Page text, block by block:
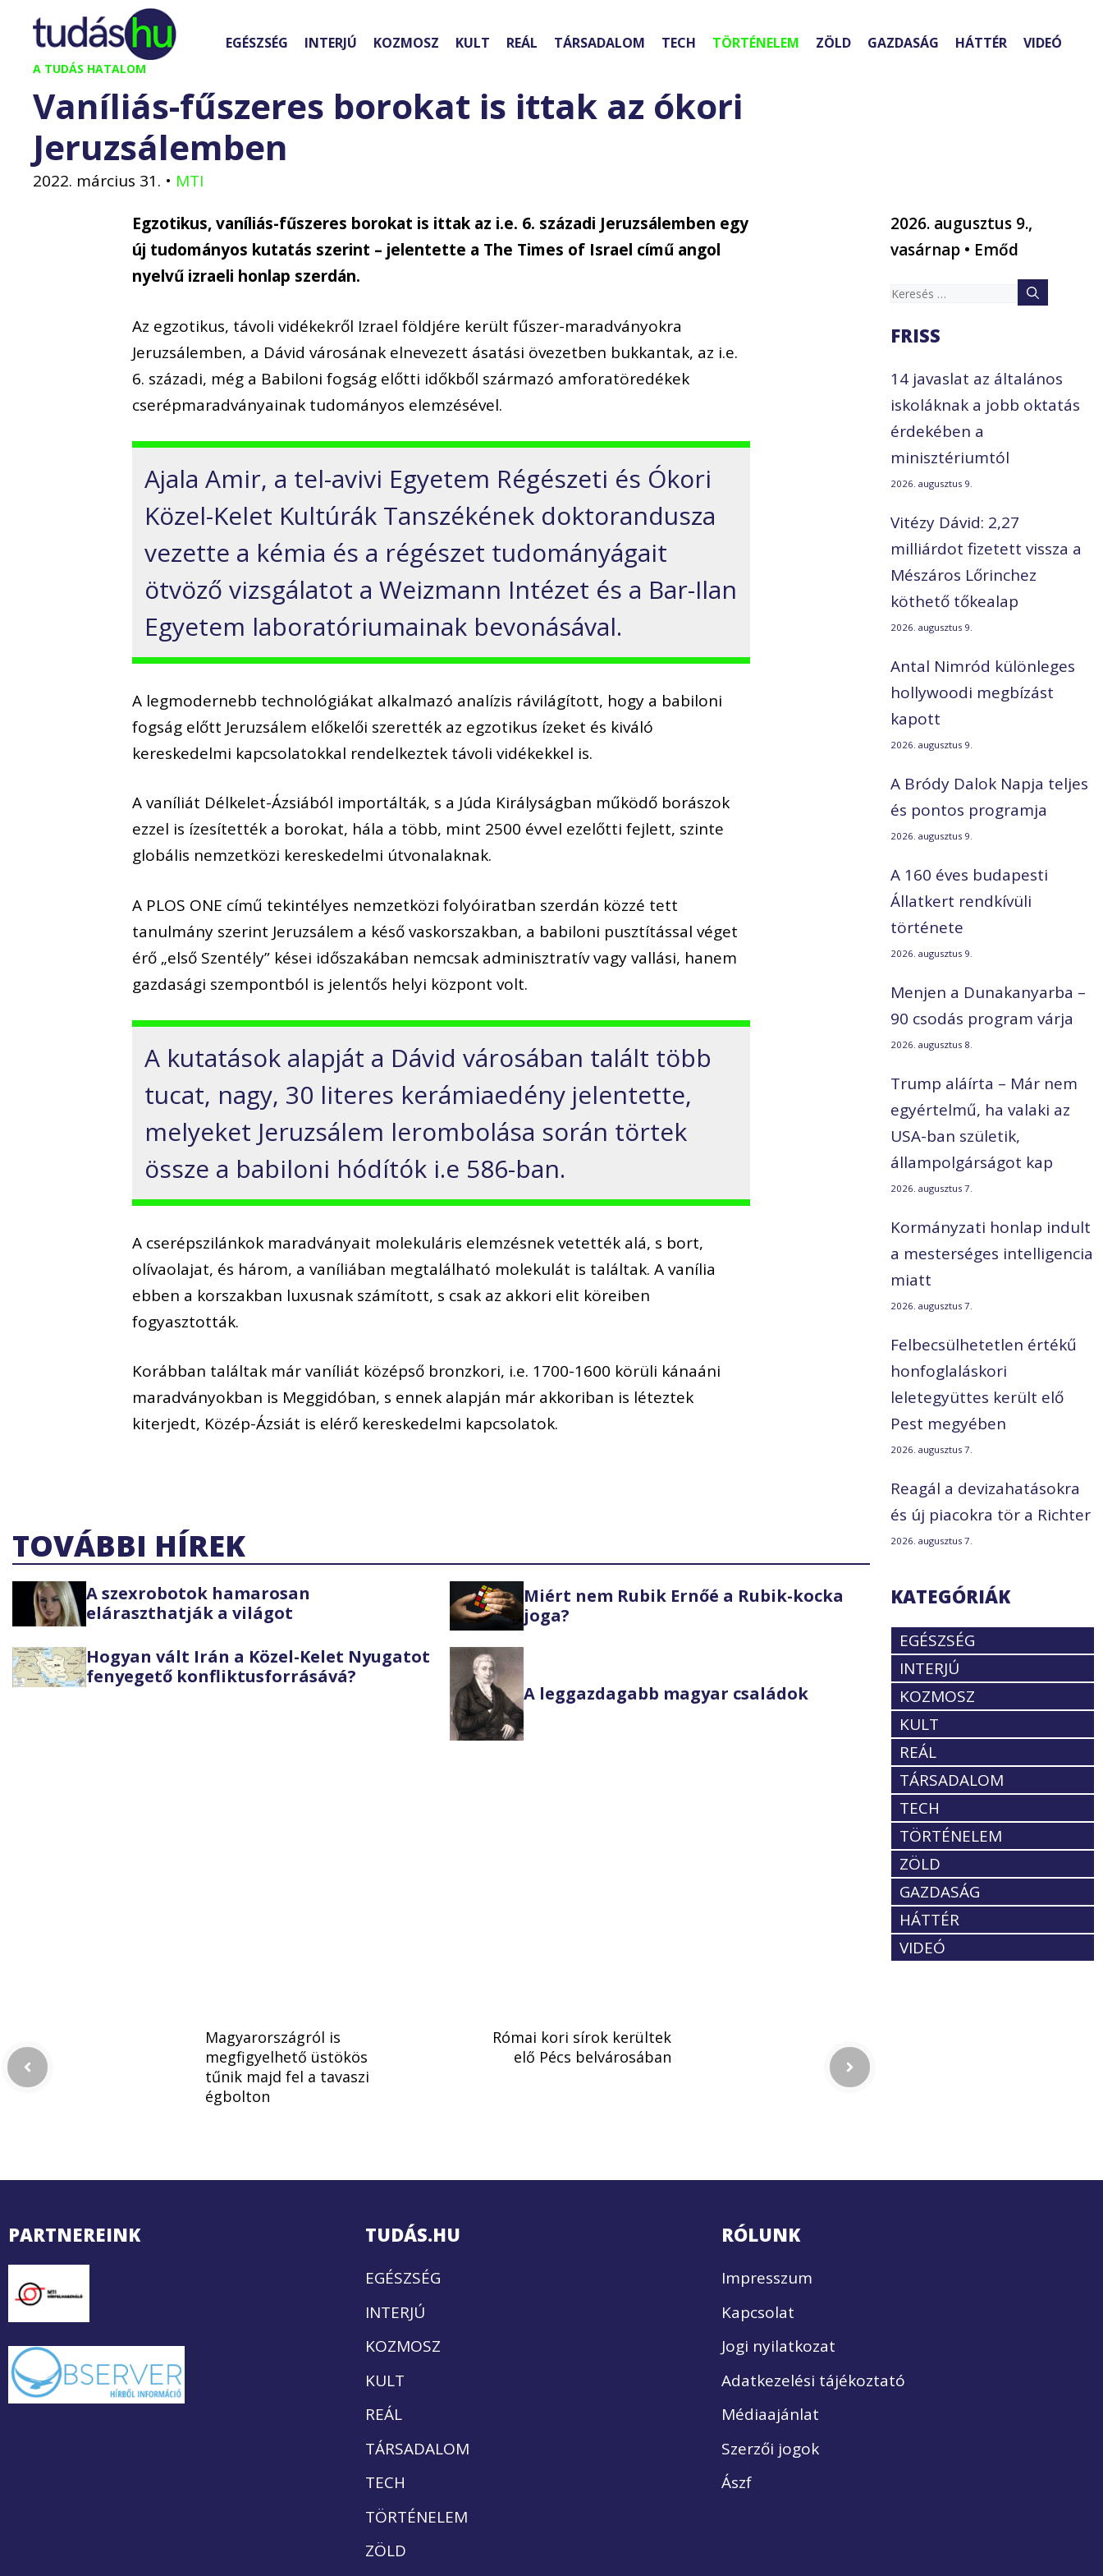
Kilépés
tartalomba
A TUDÁS HATALOM
EGÉSZSÉG INTERJÚ KOZMOSZ KULT REÁL TÁRSADALOM TECH TÖRTÉNELEM ZÖLD GAZDASÁG HÁTTÉR VIDEÓ
Vaníliás-fűszeres borokat is ittak az ókori
Jeruzsálemben
2022. március 31. • MTI
Egzotikus, vaníliás-fűszeres borokat is ittak az i.e. 6. századi Jeruzsálemben egy
új tudományos kutatás szerint – jelentette a The Times of Israel című angol
nyelvű izraeli honlap szerdán.
Az egzotikus, távoli vidékekről Izrael földjére került fűszer-maradványokra
Jeruzsálemben, a Dávid városának elnevezett ásatási övezetben bukkantak, az i.e.
6. századi, még a Babiloni fogság előtti időkből származó amforatöredékek
cserépmaradványainak tudományos elemzésével.
Ajala Amir, a tel-avivi Egyetem Régészeti és Ókori
Közel-Kelet Kultúrák Tanszékének doktorandusza
vezette a kémia és a régészet tudományágait
ötvöző vizsgálatot a Weizmann Intézet és a Bar-Ilan
Egyetem laboratóriumainak bevonásával.
A legmodernebb technológiákat alkalmazó analízis rávilágított, hogy a babiloni
fogság előtt Jeruzsálem előkelői szerették az egzotikus ízeket és kiváló
kereskedelmi kapcsolatokkal rendelkeztek távoli vidékekkel is.
A vaníliát Délkelet-Ázsiából importálták, s a Júda Királyságban működő borászok
ezzel is ízesítették a borokat, hála a több, mint 2500 évvel ezelőtti fejlett, szinte
globális nemzetközi kereskedelmi útvonalaknak.
A PLOS ONE című tekintélyes nemzetközi folyóiratban szerdán közzé tett
tanulmány szerint Jeruzsálem a késő vaskorszakban, a babiloni pusztítással véget
érő „első Szentély” kései időszakában nemcsak adminisztratív vagy vallási, hanem
gazdasági szempontból is jelentős helyi központ volt.
A kutatások alapját a Dávid városában talált több
tucat, nagy, 30 literes kerámiaedény jelentette,
melyeket Jeruzsálem lerombolása során törtek
össze a babiloni hódítók i.e 586-ban.
A cserépszilánkok maradványait molekuláris elemzésnek vetették alá, s bort,
olívaolajat, és három, a vaníliában megtalálható molekulát is találtak. A vanília
ebben a korszakban luxusnak számított, s csak az akkori elit köreiben
fogyasztották.
Korábban találtak már vaníliát középső bronzkori, i.e. 1700-1600 körüli kánaáni
maradványokban is Meggidóban, s ennek alapján már akkoriban is léteztek
kiterjedt, Közép-Ázsiát is elérő kereskedelmi kapcsolatok.
TOVÁBBI HÍREK
A szexrobotok hamarosan
eláraszthatják a világot
Miért nem Rubik Ernőé a Rubik-kocka
joga?
Hogyan vált Irán a Közel-Kelet Nyugatot
fenyegető konfliktusforrásává?
A leggazdagabb magyar családok
2026. augusztus 9.,
vasárnap • Emőd
Keresés:
FRISS
14 javaslat az általános
iskoláknak a jobb oktatás
érdekében a
minisztériumtól
2026. augusztus 9.
Vitézy Dávid: 2,27
milliárdot fizetett vissza a
Mészáros Lőrinchez
köthető tőkealap
2026. augusztus 9.
Antal Nimród különleges
hollywoodi megbízást
kapott
2026. augusztus 9.
A Bródy Dalok Napja teljes
és pontos programja
2026. augusztus 9.
A 160 éves budapesti
Állatkert rendkívüli
története
2026. augusztus 9.
Menjen a Dunakanyarba –
90 csodás program várja
2026. augusztus 8.
Trump aláírta – Már nem
egyértelmű, ha valaki az
USA-ban születik,
állampolgárságot kap
2026. augusztus 7.
Kormányzati honlap indult
a mesterséges intelligencia
miatt
2026. augusztus 7.
Felbecsülhetetlen értékű
honfoglaláskori
leletegyüttes került elő
Pest megyében
2026. augusztus 7.
Reagál a devizahatásokra
és új piacokra tör a Richter
2026. augusztus 7.
KATEGÓRIÁK
EGÉSZSÉG
INTERJÚ
KOZMOSZ
KULT
REÁL
TÁRSADALOM
TECH
TÖRTÉNELEM
ZÖLD
GAZDASÁG
HÁTTÉR
VIDEÓ
Magyarországról is
megfigyelhető üstökös
tűnik majd fel a tavaszi
égbolton
Római kori sírok kerültek
elő Pécs belvárosában
PARTNEREINK TUDÁS.HU
EGÉSZSÉG
INTERJÚ
KOZMOSZ
KULT
REÁL
TÁRSADALOM
TECH
TÖRTÉNELEM
ZÖLD
RÓLUNK
Impresszum
Kapcsolat
Jogi nyilatkozat
Adatkezelési tájékoztató
Médiaajánlat
Szerzői jogok
Ászf